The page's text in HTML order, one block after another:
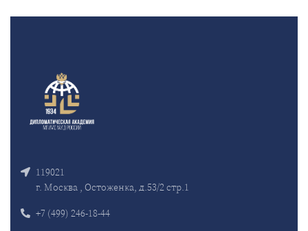
119021
г. Москва , Остоженка, д.53/2 стр.1
+7 (499) 246-18-44